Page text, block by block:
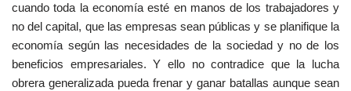
cuando toda la economía esté en manos de los trabajadores y
no del capital, que las empresas sean públicas y se planifique la
economía según las necesidades de la sociedad y no de los
beneficios empresariales. Y ello no contradice que la lucha
obrera generalizada pueda frenar y ganar batallas aunque sean